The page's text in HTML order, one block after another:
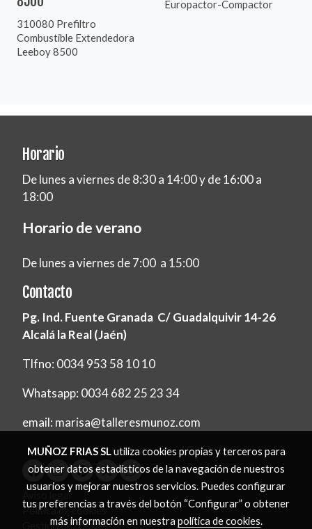
310080 Prefiltro
Combustible Extendedora
Leeboy 8500
Europactor-Compactor
Horario
De lunes a viernes de 8:30 a 14:00 y de 16:00 a
18:00
Horario de verano
De lunes a viernes de 7:00 a 15:00
Contacto
Pg. Ind. Fuente Granada C/ Guadalquivir 14-26
Alcalá la Real (Jaén)
Tlfno: 0034 953 58 10 10
Whatsapp: 0034 682 25 23 34
email: marisa@talleresmunoz.com
Aviso legal
Política de cookies
Gestión de cookies
MUÑOZ FRIAS SLutiliza cookies propias y terceros para
obtener datos estadísticos de la navegación de nuestros
usuarios y mejorar nuestros servicios. Puedes configurar
tus preferencias a través del botón “Configurar” o obtener
más información en nuestra política de cookies.